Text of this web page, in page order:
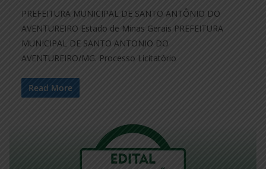
PREFEITURA MUNICIPAL DE SANTO ANTÔNIO DO
AVENTUREIRO Estado de Minas Gerais PREFEITURA
MUNICIPAL DE SANTO ANTONIO DO
AVENTUREIRO/MG. Processo Licitatório
Read More